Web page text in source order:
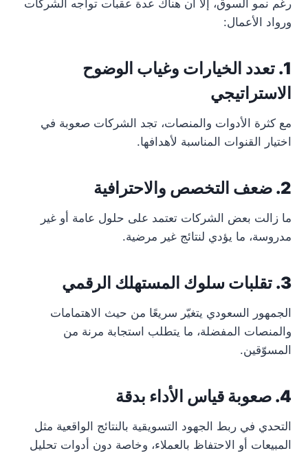
رغم نمو السوق، إلا أن هناك عدة عقبات تواجه الشركات
ورواد الأعمال:
1. تعدد الخيارات وغياب الوضوح
الاستراتيجي
مع كثرة الأدوات والمنصات، تجد الشركات صعوبة في
اختيار القنوات المناسبة لأهدافها.
2. ضعف التخصص والاحترافية
ما زالت بعض الشركات تعتمد على حلول عامة أو غير
مدروسة، ما يؤدي لنتائج غير مرضية.
3. تقلبات سلوك المستهلك الرقمي
الجمهور السعودي يتغيّر سريعًا من حيث الاهتمامات
والمنصات المفضلة، ما يتطلب استجابة مرنة من
المسوّقين.
4. صعوبة قياس الأداء بدقة
التحدي في ربط الجهود التسويقية بالنتائج الواقعية مثل
المبيعات أو الاحتفاظ بالعملاء، وخاصة دون أدوات تحليل